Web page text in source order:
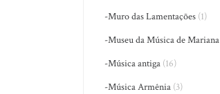
-Muro das Lamentações (1)
-Museu da Música de Mariana
-Música antiga (16)
-Música Armênia (3)